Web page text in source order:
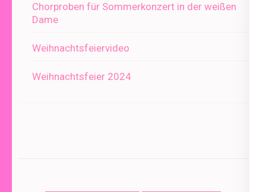
Chorproben für Sommerkonzert in der weißen
Dame
Weihnachtsfeiervideo
Weihnachtsfeier 2024